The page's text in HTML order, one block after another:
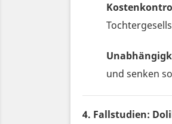
und senken
4. Fallstudien: